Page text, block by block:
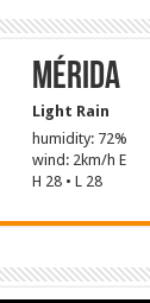
Mérida
Light Rain
humidity: 72%
wind: 2km/h E
H 28 • L 28